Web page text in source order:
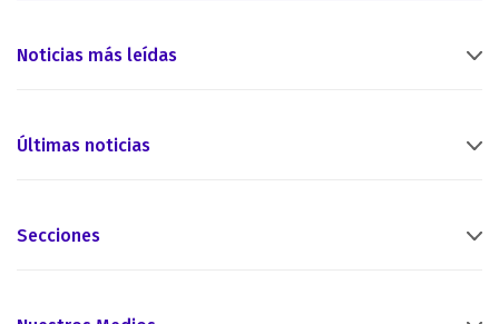
Noticias más leídas
Últimas noticias
Secciones